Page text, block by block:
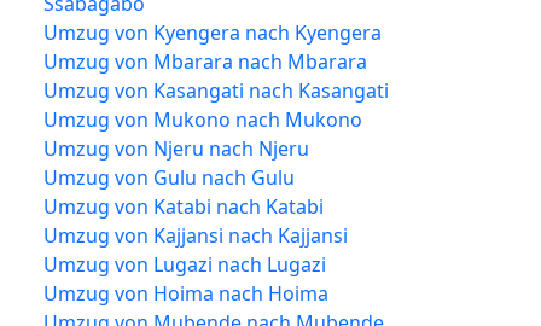
Umzug von Kyengera nach Kyengera
Umzug von Mbarara nach Mbarara
Umzug von Kasangati nach Kasangati
Umzug von Mukono nach Mukono
Umzug von Njeru nach Njeru
Umzug von Gulu nach Gulu
Umzug von Katabi nach Katabi
Umzug von Kajjansi nach Kajjansi
Umzug von Lugazi nach Lugazi
Umzug von Hoima nach Hoima